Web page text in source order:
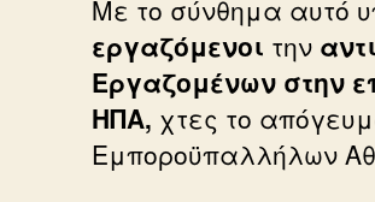
Με το σύνθημα αυτό
εργαζόμενοι την
Εργαζομένων στην
ΗΠΑ, χτες το
Εμποροϋπαλλήλων